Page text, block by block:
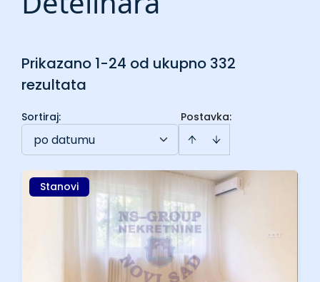
Prikazano 1-24 od ukupno 332
rezultata
Postavka:
Sortiraj:
po datumu
Stanovi